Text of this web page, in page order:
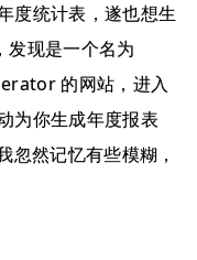
度统计表，遂也想生
发现是一个名为
的网站，进入
为你生成年度报表
忽然记忆有些模糊，